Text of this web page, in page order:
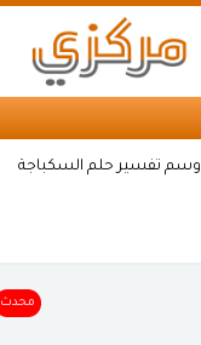
وسم تفسير حلم السكباجة
محدث